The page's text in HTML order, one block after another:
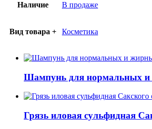
Наличие В продаже
Вид товара + Косметика
Шампунь для нормальных и
Грязь иловая сульфидная